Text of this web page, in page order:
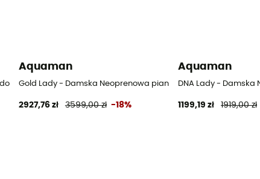
pływania triathlon
Aquaman
Gold Lady - Damska Neoprenowa pianka do pływania
2927,76 zł 3599,00 zł -18%
Aquaman
DNA Lady -
1199,19 zł 1919,00 zł